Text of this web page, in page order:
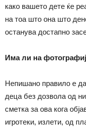
како вашето дете ќе
на тоа што она што
останува достапно
Има ли на
Непишано правило е
деца без дозвола од
сметка за ова кога
игротеки, излети, од